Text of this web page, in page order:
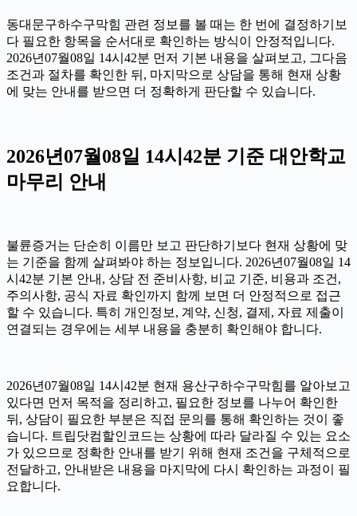
동대문구하수구막힘 관련 정보를 볼 때는 한 번에 결정하기보
다 필요한 항목을 순서대로 확인하는 방식이 안정적입니다.
2026년07월08일 14시42분 먼저 기본 내용을 살펴보고, 그다음
조건과 절차를 확인한 뒤, 마지막으로 상담을 통해 현재 상황
에 맞는 안내를 받으면 더 정확하게 판단할 수 있습니다.
2026년07월08일 14시42분 기준 대안학교
마무리 안내
불륜증거는 단순히 이름만 보고 판단하기보다 현재 상황에 맞
는 기준을 함께 살펴봐야 하는 정보입니다. 2026년07월08일 14
시42분 기본 안내, 상담 전 준비사항, 비교 기준, 비용과 조건,
주의사항, 공식 자료 확인까지 함께 보면 더 안정적으로 접근
할 수 있습니다. 특히 개인정보, 계약, 신청, 결제, 자료 제출이
연결되는 경우에는 세부 내용을 충분히 확인해야 합니다.
2026년07월08일 14시42분 현재 용산구하수구막힘를 알아보고
있다면 먼저 목적을 정리하고, 필요한 정보를 나누어 확인한
뒤, 상담이 필요한 부분은 직접 문의를 통해 확인하는 것이 좋
습니다. 트립닷컴할인코드는 상황에 따라 달라질 수 있는 요소
가 있으므로 정확한 안내를 받기 위해 현재 조건을 구체적으로
전달하고, 안내받은 내용을 마지막에 다시 확인하는 과정이 필
요합니다.